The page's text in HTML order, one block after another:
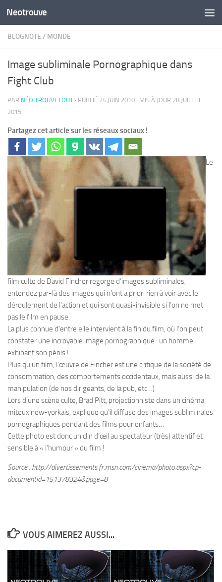
Skip to content
Neotrouve
BLOGNOTE / MONDE
Image subliminale Pornographique dans
Fight Club
PAR NÉO TROUVETOUT · PUBLIÉ 24 JUIN 2010 · MIS À JOUR 28 JUILLET
2015
Partagez cet article sur les réseaux sociaux !
Le
film culte de David Fincher regorge d’images subliminales,
entendez par-là des images qui n’ont a priori rien à voir avec le
déroulement de l’action et qui sont quasi-invisible si l’on ne met
pas le film en pause.
La plus connue d’entre elle intervient à la fin du film, où l’on peut
constater une incroyable image pornographique : un homme
exhibant son pénis !
Plus qu’un film, l’œuvre de Fincher est une critique de la société de
consommation, des comportements occidentaux, mais aussi de la
manipulation (de nos dirigeants, de la pub, etc…)
Lors d’une scène culte, Brad Pitt, projectionniste dans un cinéma
miteux new-yorkais, explique qu’il diffuse des images subliminales
pornographiques pendant des films pour enfants…
Cette photo est donc un clin d’œil au spectateur (très) attentif et
sensible à « l’humour » du film !
Source : http://divertissements.fr.msn.com/cinema/photo.aspx?cp-
documentid=151378324&page=8
VOUS AIMEREZ AUSSI...